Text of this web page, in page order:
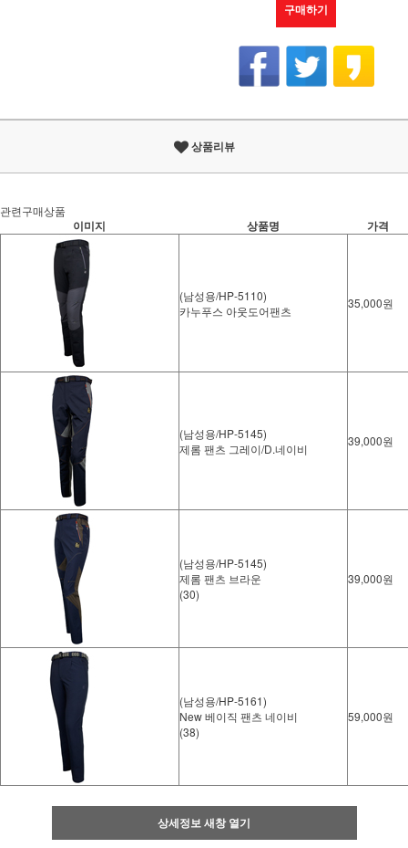
구매하기
상품리뷰
관련구매상품
이미지 상품명 가격
(남성용/HP-5110)
카누푸스 아웃도어팬츠
35,000원
(남성용/HP-5145)
제롬 팬츠 그레이/D.네이비
39,000원
(남성용/HP-5145)
제롬 팬츠 브라운
(30)
39,000원
(남성용/HP-5161)
New 베이직 팬츠 네이비
(38)
59,000원
상세정보 새창 열기